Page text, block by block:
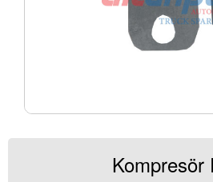
Kompresör